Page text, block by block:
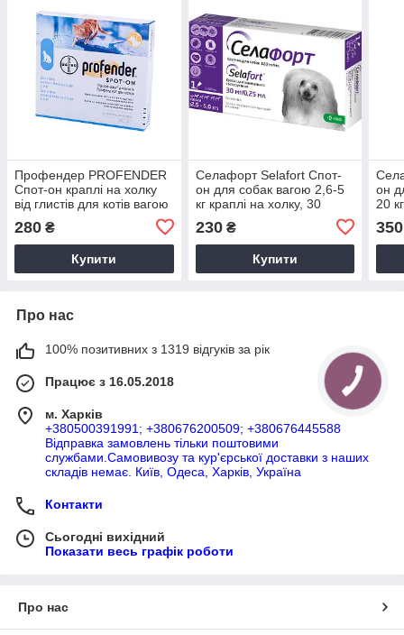
Профендер PROFENDER
Спот-он краплі на холку
від глистів для котів вагою
280 ₴
Купити
Селафорт Selafort Спот-
он для собак вагою 2,6-5
кг краплі на холку, 30
230₴
Купити
он
20
350
Про нас
100% позитивних з 1319 відгуків за рік
Працює з 16.05.2018
м. Харків
+380500391991; +380676200509; +380676445588
Відправка замовлень тільки поштовими
службами.Самовивозу та кур'єрської доставки з наших
складів немає. Київ, Одеса, Харків, Україна
Контакти
Сьогодні вихідний
Показати весь графік роботи
Про нас